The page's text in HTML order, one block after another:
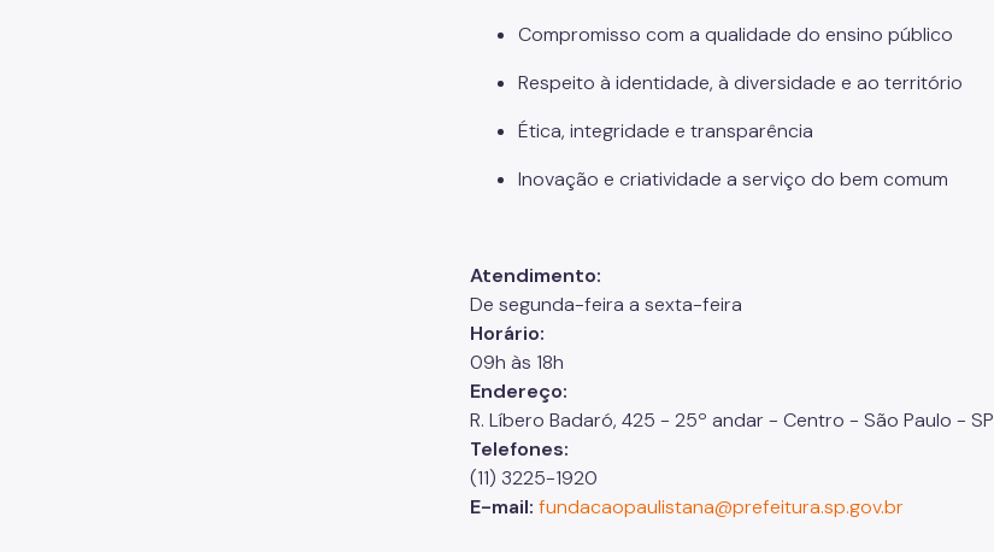
Compromisso com a qualidade do ensino público
Respeito à identidade, à diversidade e ao território
Ética, integridade e transparência
Inovação e criatividade a serviço do bem comum
Atendimento:
De segunda-feira a sexta-feira
Horário:
09h às 18h
Endereço:
R. Líbero Badaró, 425 - 25º andar - Centro - São Paulo - SP
Telefones:
(11) 3225-1920
E-mail: fundacaopaulistana@prefeitura.sp.gov.br